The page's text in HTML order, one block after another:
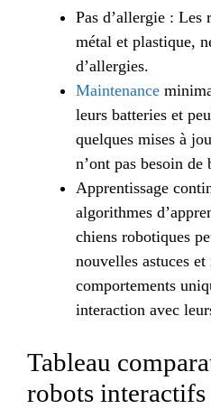
Pas d’allergie : Les
métal et plastique,
d’allergies.
Maintenance
leurs batteries et
quelques mises à
n’ont pas besoin de
Apprentissage
algorithmes
chiens robotiques
nouvelles astuces
comportements
interaction avec
Tableau
robots interactifs